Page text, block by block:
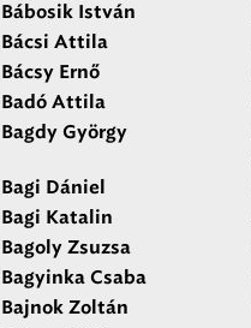
Bábosik István
Bácsi Attila
Bácsy Ernő
Badó Attila
Bagdy György
Bagi Dániel
Bagi Katalin
Bagoly Zsuzsa
Bagyinka Csaba
Bajnok Zoltán